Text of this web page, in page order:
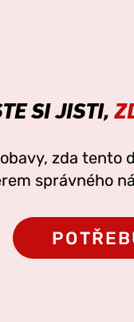
SI JISTI,
zda tento
správného